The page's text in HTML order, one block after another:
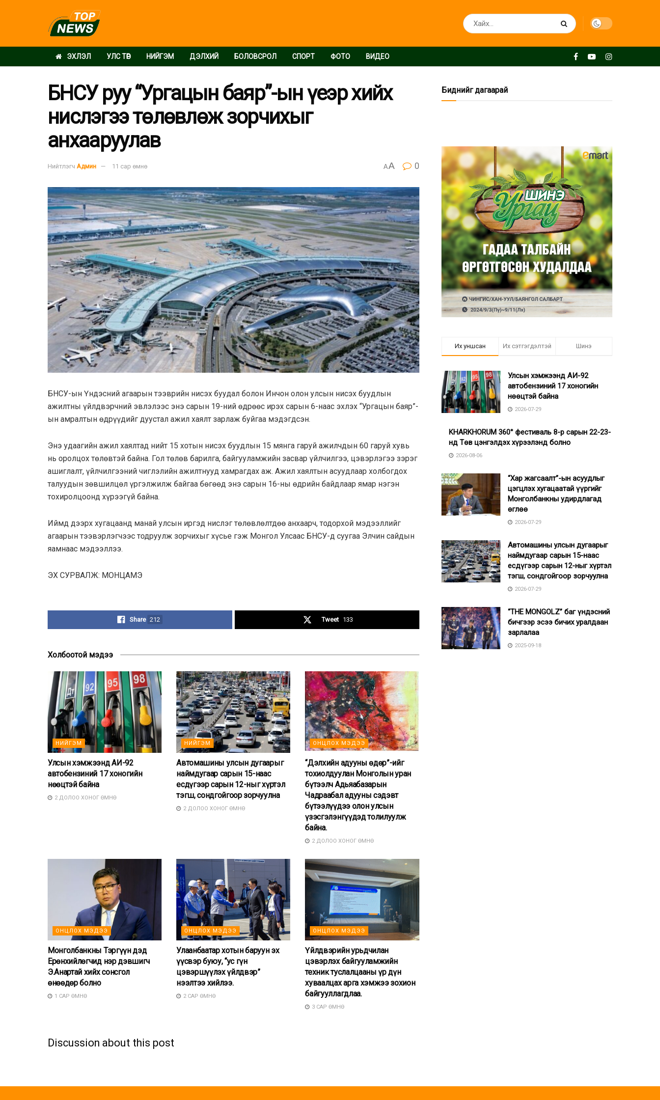
ЭХЛЭЛ УЛС ТӨР НИЙГЭМ ДЭЛХИЙ БОЛОВСРОЛ СПОРТ ФОТО ВИДЕО
БНСУ руу “Ургацын баяр”-ын үеэр хийх
нислэгээ төлөвлөж зорчихыг
анхааруулав
Нийтлэгч Админ 11 сар өмнө AA 0
БНСУ-ын Үндэсний агаарын тээврийн нисэх буудал болон Инчон олон улсын нисэх буудлын
ажилтны үйлдвэрчний эвлэлээс энэ сарын 19-ний өдрөөс ирэх сарын 6-наас эхлэх “Ургацын баяр”-
ын амралтын өдрүүдийг дуустал ажил хаялт зарлаж буйгаа мэдэгдсэн.
Энэ удаагийн ажил хаялтад нийт 15 хотын нисэх буудлын 15 мянга гаруй ажилчдын 60 гаруй хувь
нь оролцох төлөвтэй байна. Гол төлөв барилга, байгууламжийн засвар үйлчилгээ, цэвэрлэгээ зэрэг
ашиглалт, үйлчилгээний чиглэлийн ажилтнууд хамрагдах аж. Ажил хаялтын асуудлаар холбогдох
талуудын зөвшилцөл үргэлжилж байгаа бөгөөд энэ сарын 16-ны өдрийн байдлаар ямар нэгэн
тохиролцоонд хүрээгүй байна.
Иймд дээрх хугацаанд манай улсын иргэд нислэг төлөвлөлтдөө анхаарч, тодорхой мэдээллийг
агаарын тээвэрлэгчээс тодруулж зорчихыг хүсье гэж Монгол Улсаас БНСУ-д суугаа Элчин сайдын
яамнаас мэдээллээ.
ЭХ СУРВАЛЖ: МОНЦАМЭ
Share 212 Tweet 133
Холбоотой мэдээ
НИЙГЭМ
Улсын хэмжээнд АИ-92
автобензиний 17 хоногийн
нөөцтэй байна
2 ДОЛОО ХОНОГ ӨМНӨ
НИЙГЭМ
Автомашины улсын дугаарыг
наймдугаар сарын 15-наас
есдүгээр сарын 12-ныг хүртэл
тэгш, сондгойгоор зорчуулна
2 ДОЛОО ХОНОГ ӨМНӨ
ОНЦЛОХ МЭДЭЭ
“Дэлхийн адууны өдөр”-ийг
тохиолдуулан Монголын уран
бүтээлч Адьяабазарын
Чадраабал адууны сэдэвт
бүтээлүүдээ олон улсын
үзэсгэлэнгүүдэд толилуулж
байна.
2 ДОЛОО ХОНОГ ӨМНӨ
ОНЦЛОХ МЭДЭЭ
Монголбанкны Тэргүүн дэд
Ерөнхийлөгчид нэр дэвшигч
Э.Анартай хийх сонсгол
өнөөдөр болно
1 САР ӨМНӨ
ОНЦЛОХ МЭДЭЭ
Улаанбаатар хотын баруун эх
үүсвэр буюу, “ус гүн
цэвэршүүлэх үйлдвэр”
нээлтээ хийлээ.
2 САР ӨМНӨ
ОНЦЛОХ МЭДЭЭ
Үйлдвэрийн урьдчилан
цэвэрлэх байгууламжийн
техник туслалцааны үр дүн
хуваалцах арга хэмжээ зохион
байгууллагдлаа.
3 САР ӨМНӨ
Discussion about this post
Биднийг дагаарай
Их уншсан Их сэтгэгдэлтэй Шинэ
Улсын хэмжээнд АИ-92
автобензиний 17 хоногийн
нөөцтэй байна
2026-07-29
KHARKHORUM 360° фестиваль 8-р сарын 22-23-
нд Төв цэнгэлдэх хүрээлэнд болно
2026-08-06
“Хар жагсаалт”-ын асуудлыг
цэгцлэх хугацаатай үүргийг
Монголбанкны удирдлагад
өглөө
2026-07-29
Автомашины улсын дугаарыг
наймдугаар сарын 15-наас
есдүгээр сарын 12-ныг хүртэл
тэгш, сондгойгоор зорчуулна
2026-07-29
“THE MONGOLZ” баг үндэсний
бичгээр эсээ бичих уралдаан
зарлалаа
2025-09-18